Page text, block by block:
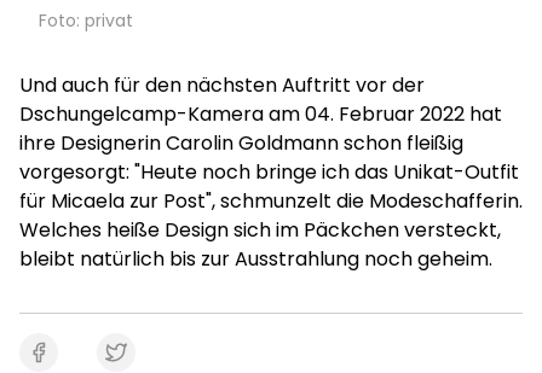
Foto: privat
Und auch für den nächsten Auftritt vor der
Dschungelcamp-Kamera am 04. Februar 2022 hat
ihre Designerin Carolin Goldmann schon fleißig
vorgesorgt: "Heute noch bringe ich das Unikat-Outfit
für Micaela zur Post", schmunzelt die Modeschafferin.
Welches heiße Design sich im Päckchen versteckt,
bleibt natürlich bis zur Ausstrahlung noch geheim.